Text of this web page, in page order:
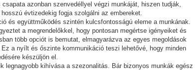
azonban szenvedéllyel végzi munkáját, hiszen tudják,
évtizedekig fogja szolgálni az embereket.
és együttműködés szintén kulcsfontosságú eleme a munkának.
a megrendelőkkel, hogy pontosan megértse igényeiket és
több opciót is bemutat, elmagyarázva az egyes megoldások
a nyílt és őszinte kommunikáció teszi lehetővé, hogy minden
készüljön el.
legnagyobb kihívása a szezonalitás. Bár bizonyos munkák egész